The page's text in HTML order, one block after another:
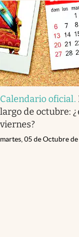
Calendario oficial.
largo de octubre:
viernes?
martes, 05 de Octubre